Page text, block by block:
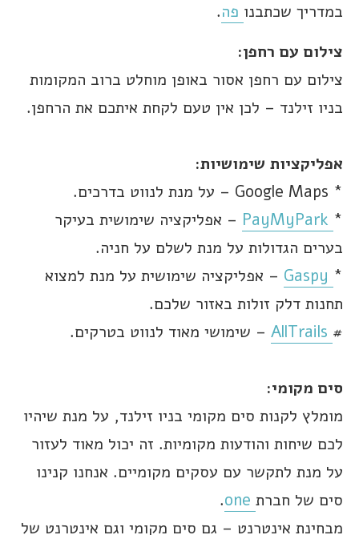
במדריך שכתבנו פה.
צילום עם רחפן:
צילום עם רחפן אסור באופן מוחלט ברוב המקומות
בניו זילנד – לכן אין טעם לקחת איתכם את הרחפן.
אפליקציות שימושיות:
* Google Maps – על מנת לנווט בדרכים.
*
– אפליקציה שימושית בעיקר
בערים הגדולות על מנת לשלם על חניה.
*
– אפליקציה שימושית על מנת למצוא
תחנות דלק זולות באזור שלכם.
#
– שימושי מאוד לנווט בטרקים.
סים מקומי:
מומלץ לקנות סים מקומי בניו זילנד, על מנת שיהיו
לכם שיחות והודעות מקומיות. זה יכול מאוד לעזור
על מנת לתקשר עם עסקים מקומיים. אנחנו קנינו
סים של חברת
.
מבחינת אינטרנט – גם סים מקומי וגם אינטרנט של